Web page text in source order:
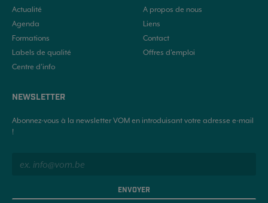
Actualité
Agenda
Formations
Labels de qualité
Centre d’info
A propos de nous
Liens
Contact
Offres d'emploi
NEWSLETTER
Abonnez-vous à la newsletter VOM en introduisant votre adresse e-mail
!
ENVOYER